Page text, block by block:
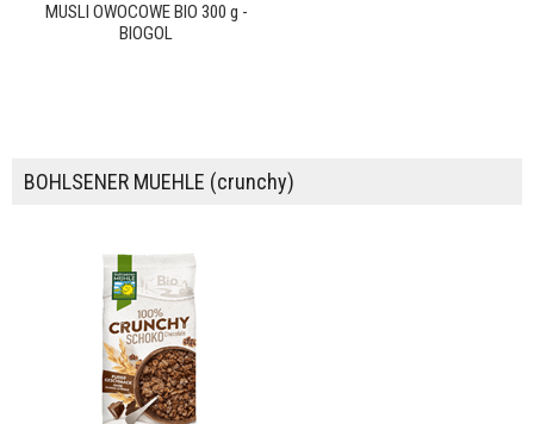
MUSLI OWOCOWE BIO 300 g -
BIOGOL
BOHLSENER MUEHLE (crunchy)